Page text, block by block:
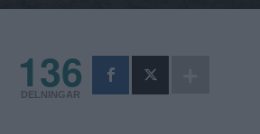
136
DELNINGAR